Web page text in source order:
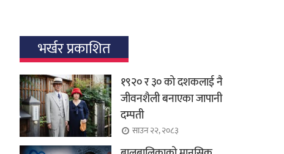
भर्खर प्रकाशित
१९२० र ३० को दशकलाई नै
जीवनशैली बनाएका जापानी
दम्पती
साउन २२, २०८३